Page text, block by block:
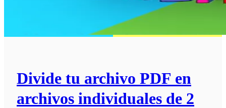
Divide tu archivo PDF en
archivos individuales de 2